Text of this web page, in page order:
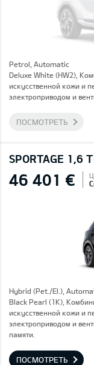
Petrol, Automatic
Deluxe White (HW2),
искусственной кожи и
электроприводом и
ПОСМОТРЕТЬ
SPORTAGE 1,6
46 401 €
Hybrid (Pet./El.),
Black Pearl (1K),
искусственной кожи и
электроприводом и
памяти.
ПОСМОТРЕТЬ